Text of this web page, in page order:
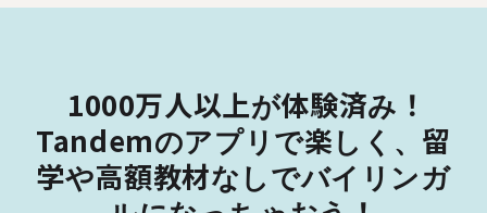
Tandemのアプリで楽しく、留
学や高額教材なしでバイリンガ